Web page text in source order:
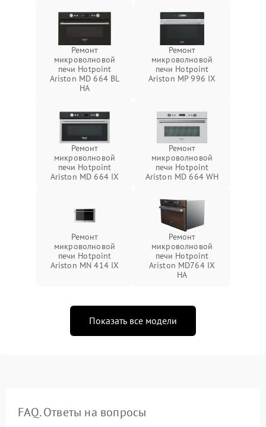
Ремонт
микроволновой
печи Hotpoint
Ariston MD 664 BL
HA
Ремонт
микроволновой
печи Hotpoint
Ariston MP 996 IX
Ремонт
микроволновой
печи Hotpoint
Ariston MD 664 IX
Ремонт
микроволновой
печи Hotpoint
Ariston MD 664 WH
Ремонт
микроволновой
печи Hotpoint
Ariston MN 414 IX
Ремонт
микроволновой
печи Hotpoint
Ariston MD764 IX
HA
Показать все модели
FAQ. Ответы на вопросы